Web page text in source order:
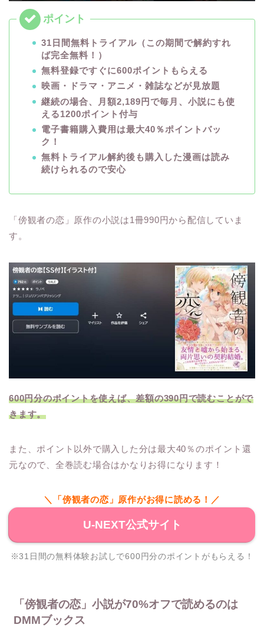
31日間無料トライアル（この期間で解約すれ
ば完全無料！）
無料登録ですぐに600ポイントもらえる
映画・ドラマ・アニメ・雑誌などが見放題
継続の場合、月額2,189円で毎月、小説にも使
える1200ポイント付与
電子書籍購入費用は最大40％ポイントバッ
ク！
無料トライアル解約後も購入した漫画は読み
続けられるので安心
「傍観者の恋」原作の小説は1冊990円から配信していま
す。
600円分のポイントを使えば、差額の390円で読むことがで
きます。
また、ポイント以外で購入した分は最大40％のポイント還
元なので、全巻読む場合はかなりお得になります！
＼「傍観者の恋」原作がお得に読める！／
U-NEXT公式サイト
※31日間の無料体験お試しで600円分のポイントがもらえる！
「傍観者の恋」小説が70%オフで読めるのは
DMMブックス